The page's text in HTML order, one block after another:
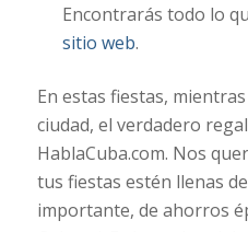
Encontrarás todo lo
sitio web.
En estas fiestas,
ciudad, el verdadero
HablaCuba.com. Nos
tus fiestas estén llenas
importante, de ahorros